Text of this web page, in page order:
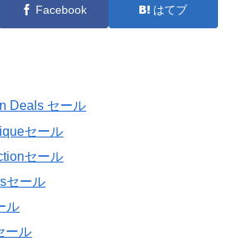
Facebook はてブ
Deals セール
セール
セール
セール
ル
ール